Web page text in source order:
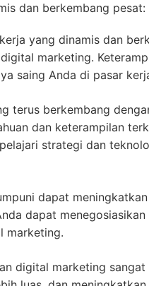
dan berkembang pesat:
yang dinamis dan
marketing.
saing Anda di pasar
terus berkembang
dan keterampilan
strategi dan
dapat
dapat
marketing.
digital marketing